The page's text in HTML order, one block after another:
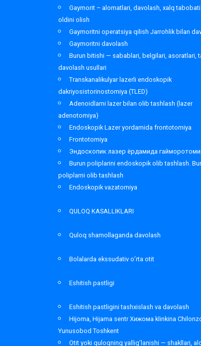
Gaymorit – alomatlari, davolash, xalq
oldini olish
Gaymoritni operatsiya qilish Jarrohlik bilan
Gaymoritni davolash
Burun bitishi — sabablari, belgilari, asoratlari,
davolash usullari
Transkanalikulyar lazerli endoskopik
dakriyosistorinostomiya (TLED)
Adenoidlarni lazer bilan olib tashlash (lazer
adenotomiya)
Endoskopik Lazer yordamida frontotomiya
Frontotomiya
Эндоскопик лазер ёрдамида
Burun poliplarini endoskopik olib tashlash.
poliplarni olib tashlash
Endoskopik vazatomiya
QULOQ KASALLIKLARI
Quloq shamollaganda davolash
Bolalarda ekssudativ o’rta otit
Eshitish pastligi
Eshitish pastligini tashxislash va davolash
Hijoma, Hijama sentr Хижома klinkina
Yunusobod Toshkent
Otit yoki quloqning yallig’lanishi — shakllari,